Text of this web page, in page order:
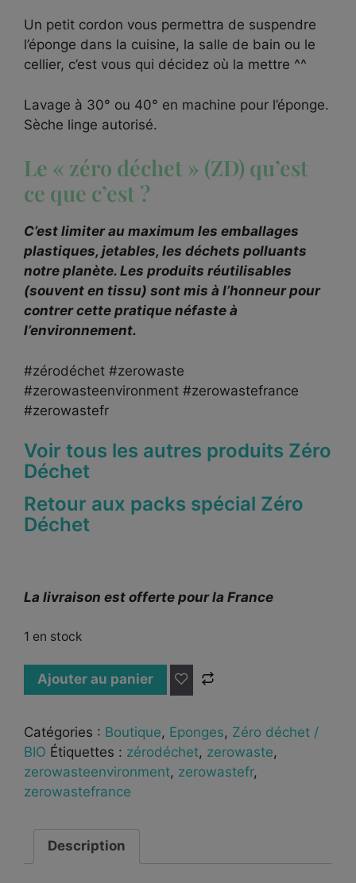
Un petit cordon vous permettra de suspendre
l’éponge dans la cuisine, la salle de bain ou le
cellier, c’est vous qui décidez où la mettre ^^
Lavage à 30° ou 40° en machine pour l’éponge.
Sèche linge autorisé.
Le « zéro déchet » (ZD) qu’est
ce que c’est ?
C’est limiter au maximum les emballages
plastiques, jetables, les déchets polluants
notre planète. Les produits réutilisables
(souvent en tissu) sont mis à l’honneur pour
contrer cette pratique néfaste à
l’environnement.
#zérodéchet #zerowaste
#zerowasteenvironment #zerowastefrance
#zerowastefr
Voir tous les autres produits Zéro
Déchet
Retour aux packs spécial Zéro
Déchet
La livraison est offerte pour la France
1 en stock
Ajouter au panier
Catégories : Boutique, Eponges, Zéro déchet /
BIO Étiquettes : zérodéchet, zerowaste,
zerowasteenvironment, zerowastefr,
zerowastefrance
Description